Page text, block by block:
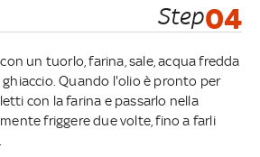
Step04
un tuorlo, farina, sale, acqua fredda
Quando l'olio è pronto per
con la farina e passarlo nella
friggere due volte, fino a farli